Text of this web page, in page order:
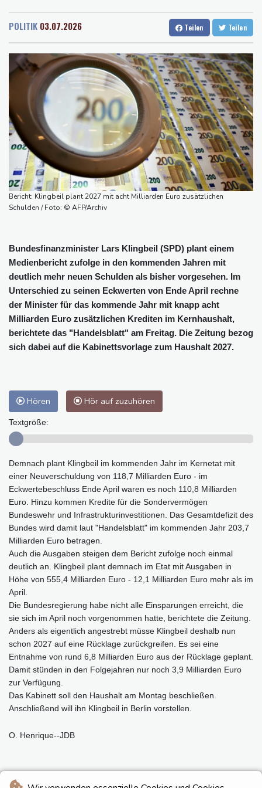
Dresden
Wien
24 °C
Baden-Baden
19 °C
Rechenzentren riesiges Gaskraftwerk
Nächste Pleite im Leagues Cup für Müller und Vancouver
Nowotny sieht Klopp als mögliche Stütze im Jugendbereich
Bayer-Boss Carro: "Wir wollen Titel gewinnen"
Bericht: EU importiert wieder mehr Flüssiggas aus Russland
Militärverwaltung: Mindestens drei Tote durch russische Angriffe
in Region Kiew
POLITIK 03.07.2026 Teilen Teilen
Bericht: Klingbeil plant 2027 mit acht Milliarden Euro zusätzlichen
Schulden / Foto: © AFP/Archiv
Bundesfinanzminister Lars Klingbeil (SPD) plant einem
Medienbericht zufolge in den kommenden Jahren mit
deutlich mehr neuen Schulden als bisher vorgesehen. Im
Unterschied zu seinen Eckwerten von Ende April rechne
der Minister für das kommende Jahr mit knapp acht
Milliarden Euro zusätzlichen Krediten im Kernhaushalt,
berichtete das "Handelsblatt" am Freitag. Die Zeitung bezog
sich dabei auf die Kabinettsvorlage zum Haushalt 2027.
Hören Hör auf zuzuhören
Textgröße:
Demnach plant Klingbeil im kommenden Jahr im Kernetat mit
einer Neuverschuldung von 118,7 Milliarden Euro - im
Eckwertebeschluss Ende April waren es noch 110,8 Milliarden
Euro. Hinzu kommen Kredite für die Sondervermögen
Bundeswehr und Infrastrukturinvestitionen. Das Gesamtdefizit des
Bundes wird damit laut "Handelsblatt" im kommenden Jahr 203,7
Milliarden Euro betragen.
Auch die Ausgaben steigen dem Bericht zufolge noch einmal
deutlich an. Klingbeil plant demnach im Etat mit Ausgaben in
Höhe von 555,4 Milliarden Euro - 12,1 Milliarden Euro mehr als im
April.
Die Bundesregierung habe nicht alle Einsparungen erreicht, die
sie sich im April noch vorgenommen hatte, berichtete die Zeitung.
Anders als eigentlich angestrebt müsse Klingbeil deshalb nun
schon 2027 auf eine Rücklage zurückgreifen. Es sei eine
Entnahme von rund 6,8 Milliarden Euro aus der Rücklage geplant.
Damit stünden in den Folgejahren nur noch 3,9 Milliarden Euro
zur Verfügung.
Das Kabinett soll den Haushalt am Montag beschließen.
Anschließend will ihn Klingbeil in Berlin vorstellen.
O. Henrique--JDB